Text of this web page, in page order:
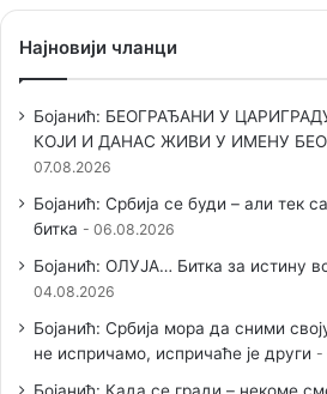
Најновији чланци
Бојанић: БЕОГРАЂАНИ У
КОЈИ И ДАНАС ЖИВИ У ИМЕНУ
07.08.2026
Бојанић: Србија се буди – али тек
битка
06.08.2026
Бојанић: ОЛУЈА… Битка за истину
04.08.2026
Бојанић: Србија мора да сними
не испричамо, испричаће је други